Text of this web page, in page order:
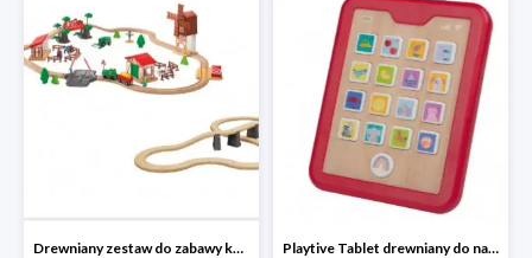
Drewniany zestaw do zabawy kolejką - farma i wiadukt Playtive Tablet drewniany do nauki, interaktywny